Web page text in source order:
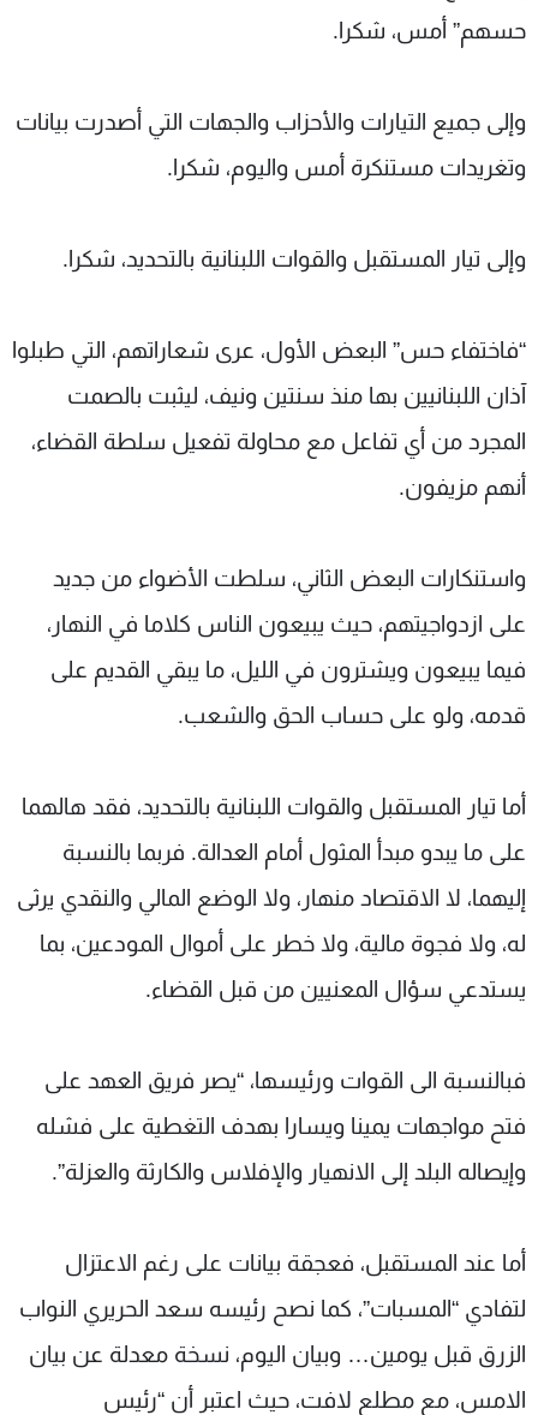
حسهم” أمس، شكرا.
وإلى جميع التيارات والأحزاب والجهات التي أصدرت بيانات
وتغريدات مستنكرة أمس واليوم، شكرا.
وإلى تيار المستقبل والقوات اللبنانية بالتحديد، شكرا.
“فاختفاء حس” البعض الأول، عرى شعاراتهم، التي طبلوا
آذان اللبنانيين بها منذ سنتين ونيف، ليثبت بالصمت
المجرد من أي تفاعل مع محاولة تفعيل سلطة القضاء،
أنهم مزيفون.
واستنكارات البعض الثاني، سلطت الأضواء من جديد
على ازدواجيتهم، حيث يبيعون الناس كلاما في النهار،
فيما يبيعون ويشترون في الليل، ما يبقي القديم على
قدمه، ولو على حساب الحق والشعب.
أما تيار المستقبل والقوات اللبنانية بالتحديد، فقد هالهما
على ما يبدو مبدأ المثول أمام العدالة. فربما بالنسبة
إليهما، لا الاقتصاد منهار، ولا الوضع المالي والنقدي يرثى
له، ولا فجوة مالية، ولا خطر على أموال المودعين، بما
يستدعي سؤال المعنيين من قبل القضاء.
فبالنسبة الى القوات ورئيسها، “يصر فريق العهد على
فتح مواجهات يمينا ويسارا بهدف التغطية على فشله
وإيصاله البلد إلى الانهيار والإفلاس والكارثة والعزلة”.
أما عند المستقبل، فعجقة بيانات على رغم الاعتزال
لتفادي “المسبات”، كما نصح رئيسه سعد الحريري النواب
الزرق قبل يومين… وبيان اليوم، نسخة معدلة عن بيان
الامس، مع مطلع لافت، حيث اعتبر أن “رئيس